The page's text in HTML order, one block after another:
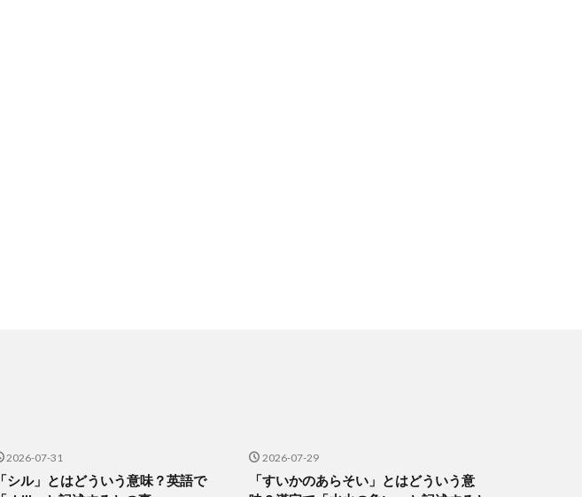
2026-07-31
「シル」とはどういう意味？英語で
2026-07-29
「すいかのあらそい」とはどういう意